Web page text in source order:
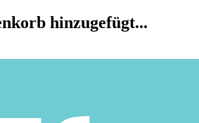
hinzugefügt...